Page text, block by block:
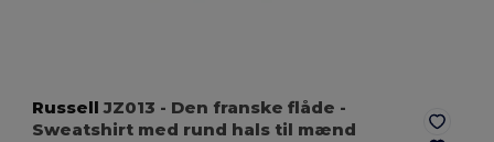
Russell JZ013 - Den franske flåde -
Sweatshirt med rund hals til mænd